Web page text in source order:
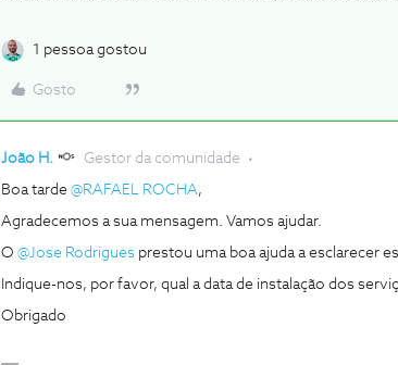
1 pessoa gostou
Gosto
João H. Gestor da comunidade
Boa tarde @RAFAEL ROCHA,
Agradecemos a sua mensagem. Vamos ajudar.
O @Jose Rodrigues prestou uma boa ajuda a esclarecer
Indique-nos, por favor, qual a data de instalação dos
Obrigado